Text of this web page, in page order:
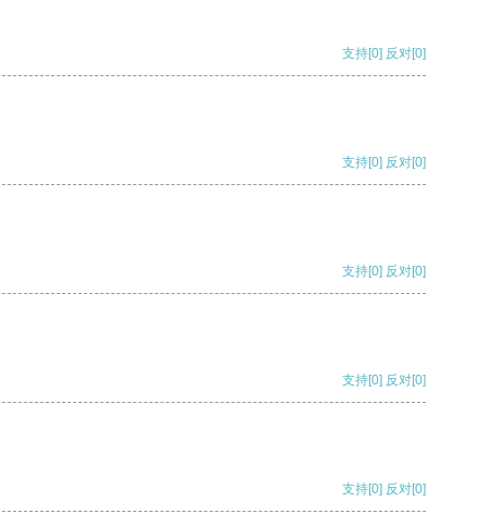
支持[0] 反对[0]
支持[0] 反对[0]
支持[0] 反对[0]
支持[0] 反对[0]
支持[0] 反对[0]